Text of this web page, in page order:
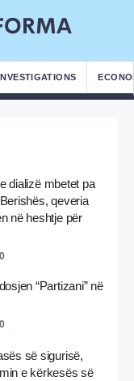
dializë mbetet pa
qeveria
në heshtje për
0
“Partizani” në
0
së sigurisë,
e kërkesës së